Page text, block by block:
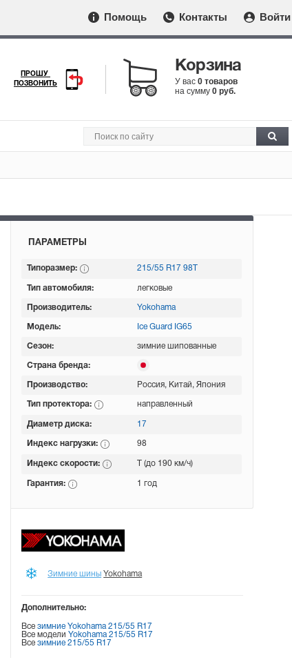
Помощь Контакты Войти
ПРОШУ
ПОЗВОНИТЬ
Корзина
У вас 0 товаров
на сумму 0 руб.
ПАРАМЕТРЫ
Типоразмер: 215/55 R17 98T
Тип автомобиля: легковые
Производитель: Yokohama
Модель: Ice Guard IG65
Сезон: зимние шипованные
Страна бренда:
Производство: Россия, Китай, Япония
Тип протектора: направленный
Диаметр диска: 17
Индекс нагрузки: 98
Индекс скорости: T (до 190 км/ч)
Гарантия: 1 год
Зимние шины Yokohama
Дополнительно:
Всезимние Yokohama 215/55 R17
Все моделиYokohama 215/55 R17
Всезимние 215/55 R17